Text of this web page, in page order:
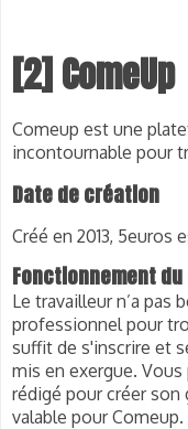
[2] ComeUp
Comeup est une
incontournable pour
Date de création
Créé en 2013, 5euros
Fonctionnement
Le travailleur n’a
professionnel pour
suffit de s'inscrire et
mis en exergue.
rédigé pour créer son
valable pour Comeup.